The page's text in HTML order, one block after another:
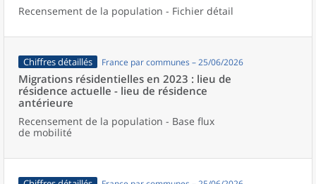
Recensement de la population - Fichier détail
Chiffres détaillés France par communes – 25/06/2026
Migrations résidentielles en 2023 : lieu de
résidence actuelle - lieu de résidence
antérieure
Recensement de la population - Base flux
de mobilité